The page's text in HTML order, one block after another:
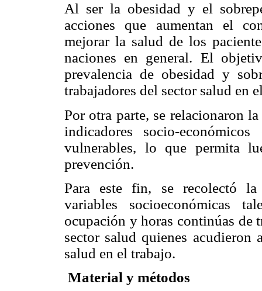
Al ser la obesidad y el
acciones que aumentan el
mejorar la salud de los
naciones en general. El
prevalencia de obesidad y
trabajadores del sector salud en
Por otra parte, se relacionaron
indicadores socio-
vulnerables, lo que permita
prevención.
Para este fin, se recolectó la
variables socioeconómicas
ocupación y horas continúas de
sector salud quienes
salud en el trabajo.
Material y métodos